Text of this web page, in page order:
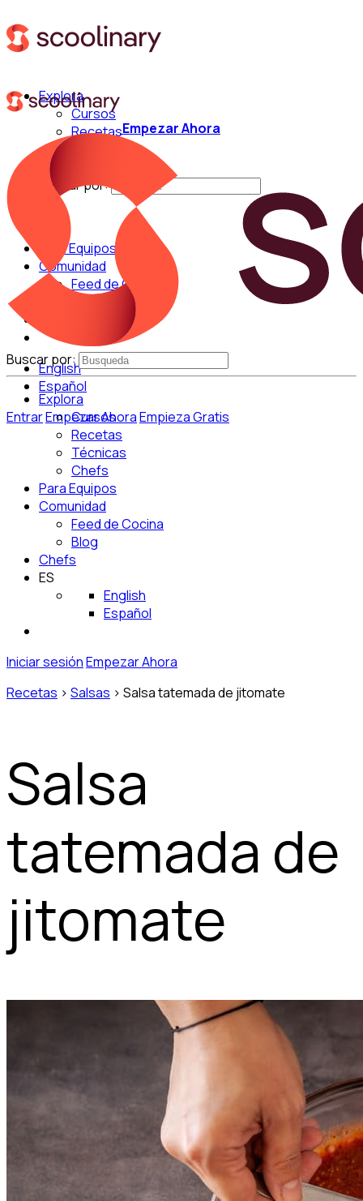
Explora
Cursos
Recetas
Buscar por:
Para Equipos
Comunidad
Feed de Cocina
English
Español
EntrarEmpezar AhoraEmpieza Gratis
Empezar Ahora
Buscar por:
Explora
Cursos
Recetas
Técnicas
Chefs
Para Equipos
Comunidad
Feed de Cocina
Blog
Chefs
ES
English
Español
Iniciar sesiónEmpezar Ahora
Recetas > Salsas > Salsa tatemada de jitomate
Salsa
tatemada de
jitomate